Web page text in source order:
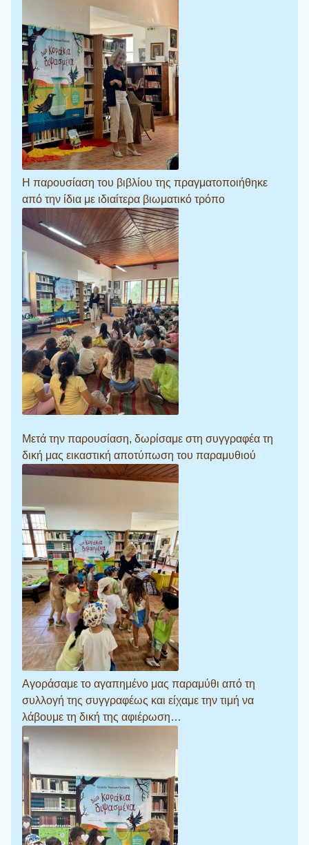
Η παρουσίαση του βιβλίου της πραγματοποιήθηκε
από την ίδια με ιδιαίτερα βιωματικό τρόπο
Μετά την παρουσίαση, δωρίσαμε στη συγγραφέα τη
δική μας εικαστική αποτύπωση του παραμυθιού
Αγοράσαμε το αγαπημένο μας παραμύθι από τη
συλλογή της συγγραφέως και είχαμε την τιμή να
λάβουμε τη δική της αφιέρωση…